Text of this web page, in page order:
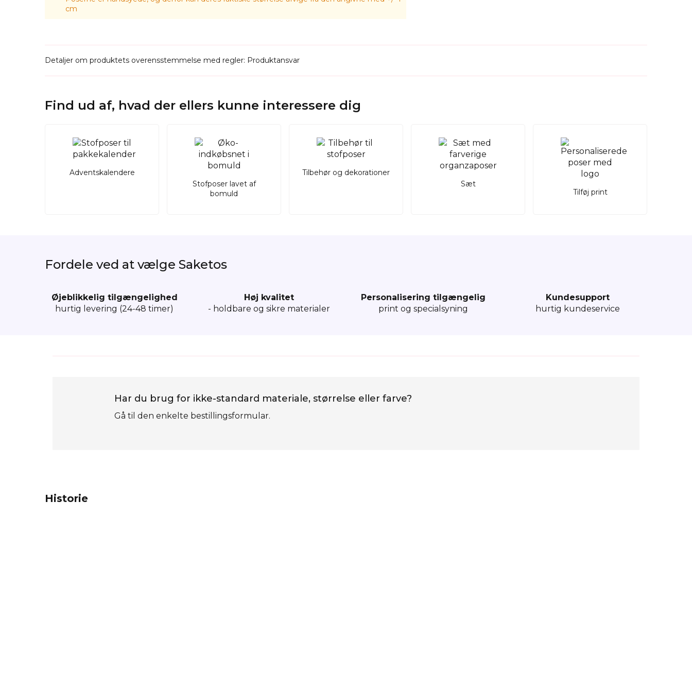
brand! Investér i vores enestående velourposer og mærk forskellen allerede ved første berøring.
cm
Detaljer om produktets overensstemmelse med regler: Produktansvar
Find ud af, hvad der ellers kunne interessere dig
Adventskalendere
Stofposer lavet af
bomuld
Tilbehør og dekorationer
Sæt
Tilføj print
Fordele ved at vælge Saketos
Øjeblikkelig tilgængelighed
hurtig levering (24-48 timer)
Høj kvalitet
- holdbare og sikre materialer
Personalisering tilgængelig
print og specialsyning
Kundesupport
hurtig kundeservice
Har du brug for ikke-standard materiale, størrelse eller farve?
Gå til den enkelte bestillingsformular.
Historie